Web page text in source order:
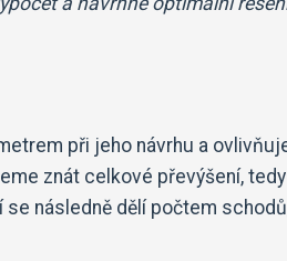
při jeho návrhu a
znát celkové převýšení,
následně dělí počtem